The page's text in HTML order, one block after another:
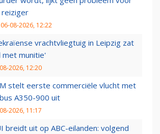
06-08-2026, 12:22
vrachtvliegtuig in Leipzig zat
met munitie'
2026, 12:20
stelt eerste commerciële vlucht met
A350-900 uit
2026, 11:17
breidt uit op ABC-eilanden: volgend